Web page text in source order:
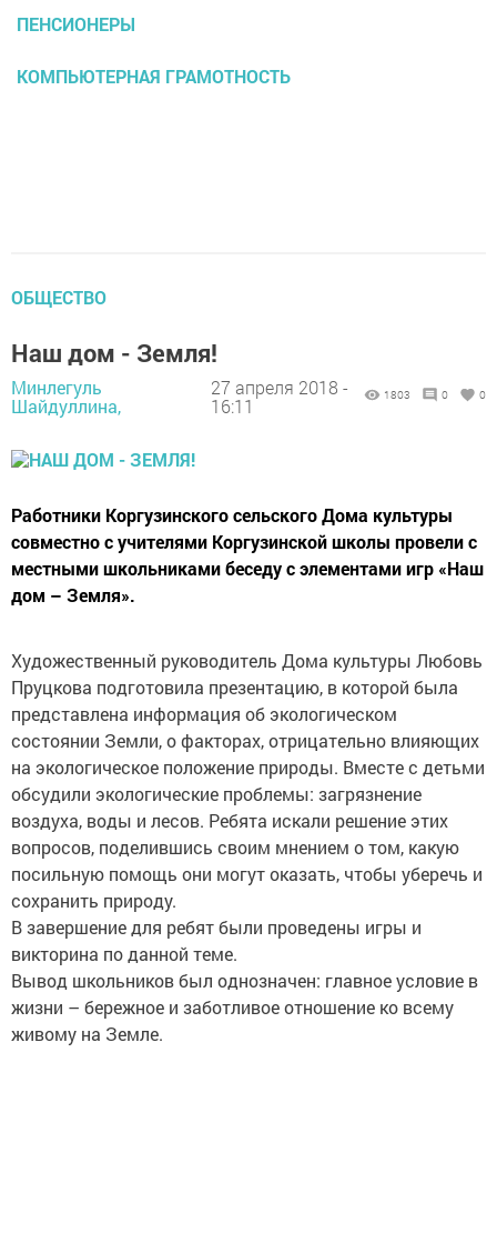
ПЕНСИОНЕРЫ
КОМПЬЮТЕРНАЯ ГРАМОТНОСТЬ
ОБЩЕСТВО
Наш дом - Земля!
Минлегуль
Шайдуллина,
27 апреля 2018 -
16:11
1803 0 0
Работники Коргузинского сельского Дома культуры
совместно с учителями Коргузинской школы провели c
местными школьниками беседу с элементами игр «Наш
дом – Земля».
Художественный руководитель Дома культуры Любовь
Пруцкова подготовила презентацию, в которой была
представлена информация об экологическом
состоянии Земли, о факторах, отрицательно влияющих
на экологическое положение природы. Вместе с детьми
обсудили экологические проблемы: загрязнение
воздуха, воды и лесов. Ребята искали решение этих
вопросов, поделившись своим мнением о том, какую
посильную помощь они могут оказать, чтобы уберечь и
сохранить природу.
В завершение для ребят были проведены игры и
викторина по данной теме.
Вывод школьников был однозначен: главное условие в
жизни – бережное и заботливое отношение ко всему
живому на Земле.